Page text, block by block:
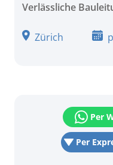
Verlässliche
Zürich
Per
Per